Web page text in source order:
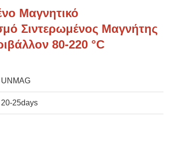
Μαγνητικό
Σιντερωμένος Μαγνήτης
80-220 °C
UNMAG
20-25days